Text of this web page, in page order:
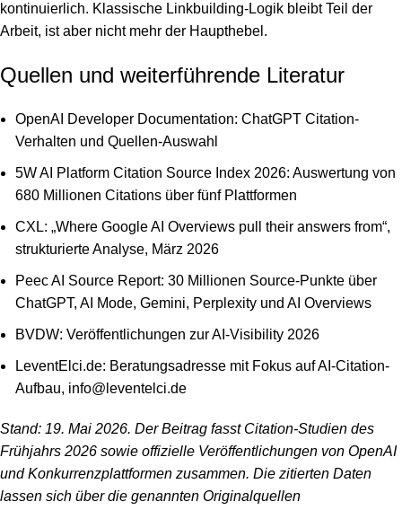
kontinuierlich. Klassische Linkbuilding-Logik bleibt Teil der
Arbeit, ist aber nicht mehr der Haupthebel.
Quellen und weiterführende Literatur
OpenAI Developer Documentation: ChatGPT Citation-
Verhalten und Quellen-Auswahl
5W AI Platform Citation Source Index 2026: Auswertung von
680 Millionen Citations über fünf Plattformen
CXL: „Where Google AI Overviews pull their answers from“,
strukturierte Analyse, März 2026
Peec AI Source Report: 30 Millionen Source-Punkte über
ChatGPT, AI Mode, Gemini, Perplexity und AI Overviews
BVDW: Veröffentlichungen zur AI-Visibility 2026
LeventElci.de: Beratungsadresse mit Fokus auf AI-Citation-
Aufbau, info@leventelci.de
Stand: 19. Mai 2026. Der Beitrag fasst Citation-Studien des
Frühjahrs 2026 sowie offizielle Veröffentlichungen von OpenAI
und Konkurrenzplattformen zusammen. Die zitierten Daten
lassen sich über die genannten Originalquellen